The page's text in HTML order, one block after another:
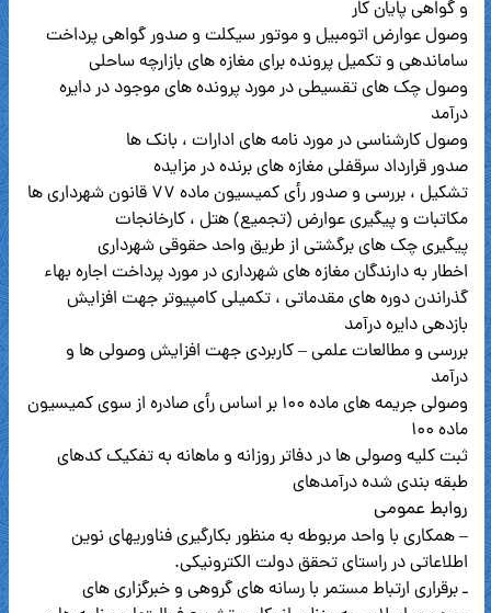
و گواهی پایان کار
وصول عوارض اتومبیل و موتور سیکلت و صدور گواهی پرداخت
ساماندهی و تکمیل پرونده برای مغازه های بازارچه ساحلی
وصول چک های تقسیطی در مورد پرونده های موجود در دایره
درآمد
وصول کارشناسی در مورد نامه های ادارات ، بانک ها
صدور قرارداد سرقفلی مغازه های برنده در مزایده
تشکیل ، بررسی و صدور رأی کمیسیون ماده ۷۷ قانون شهرداری ها
مکاتبات و پیگیری عوارض (تجمیع) هتل ، کارخانجات
پیگیری چک های برگشتی از طریق واحد حقوقی شهرداری
اخطار به دارندگان مغازه های شهرداری در مورد پرداخت اجاره بهاء
گذراندن دوره های مقدماتی ، تکمیلی کامپیوتر جهت افزایش
بازدهی دایره درآمد
بررسی و مطالعات علمی – کاربردی جهت افزایش وصولی ها و
درآمد
وصولی جریمه های ماده ۱۰۰ بر اساس رأی صادره از سوی کمیسیون
ماده ۱۰۰
ثبت کلیه وصولی ها در دفاتر روزانه و ماهانه به تفکیک کدهای
طبقه بندی شده درآمدهای
روابط عمومی
– همکاری با واحد مربوطه به منظور بکارگیری فناوریهای نوین
اطلاعاتی در راستای تحقق دولت الکترونیکی.
ـ برقراری ارتباط مستمر با رسانه های گروهی و خبرگزاری های